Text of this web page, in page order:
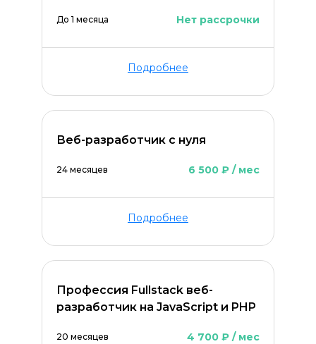
До 1 месяца Нет рассрочки
Подробнее
Веб-разработчик с нуля
24 месяцев 6 500 ₽ / мес
Подробнее
Профессия Fullstack веб-
разработчик на JavaScript и PHP
20 месяцев 4 700 ₽ / мес